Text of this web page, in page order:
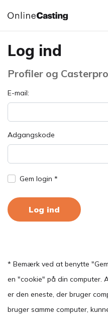
Log ind
Profiler og
E-mail:
Adgangskode
Gem login *
Log ind
* Bemærk ved at benytte
en "cookie" på din computer.
er den eneste, der bruger
bruger samme computer,